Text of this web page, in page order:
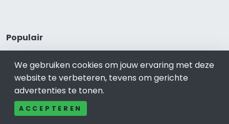
Populair
Prive Spa-Sauna Maastricht
Incassobureau Maastricht
Bedrijfsruimte Maastricht
Ongediertebestrijding Maastricht
We gebruiken cookies om jouw ervaring met deze
website te verbeteren, tevens om gerichte
advertenties te tonen.
ACCEPTEREN